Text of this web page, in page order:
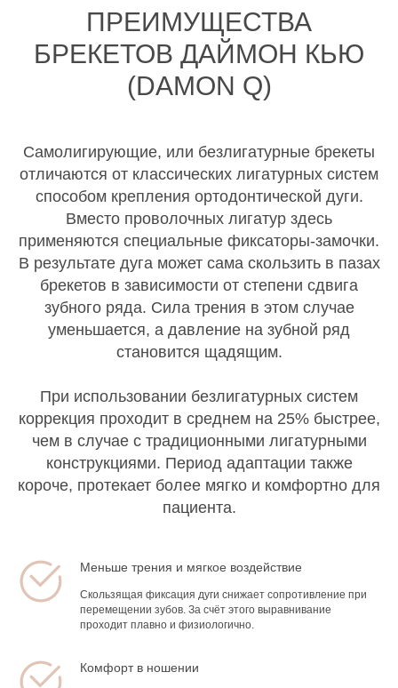
ПРЕИМУЩЕСТВА
БРЕКЕТОВ ДАЙМОН КЬЮ
(DAMON Q)
Самолигирующие, или безлигатурные брекеты
отличаются от классических лигатурных систем
способом крепления ортодонтической дуги.
Вместо проволочных лигатур здесь
применяются специальные фиксаторы-замочки.
В результате дуга может сама скользить в пазах
брекетов в зависимости от степени сдвига
зубного ряда. Сила трения в этом случае
уменьшается, а давление на зубной ряд
становится щадящим.
При использовании безлигатурных систем
коррекция проходит в среднем на 25% быстрее,
чем в случае с традиционными лигатурными
конструкциями. Период адаптации также
короче, протекает более мягко и комфортно для
пациента.
Меньше трения и мягкое воздействие
Скользящая фиксация дуги снижает сопротивление при
перемещении зубов. За счёт этого выравнивание
проходит плавно и физиологично.
Комфорт в ношении